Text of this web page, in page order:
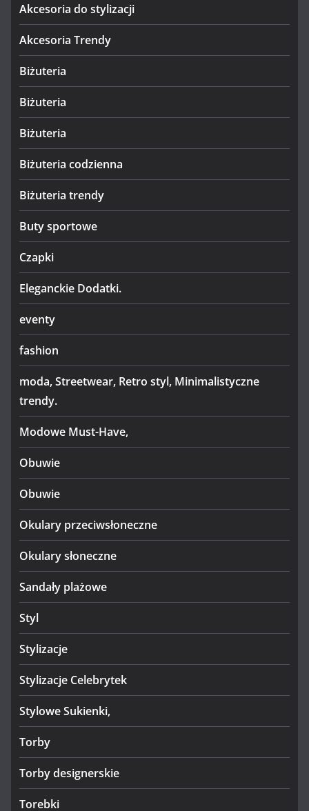
Akcesoria do stylizacji
Akcesoria Trendy
Biżuteria
Biżuteria
Biżuteria
Biżuteria codzienna
Biżuteria trendy
Buty sportowe
Czapki
Eleganckie Dodatki.
eventy
fashion
moda, Streetwear, Retro styl, Minimalistyczne
trendy.
Modowe Must-Have,
Obuwie
Obuwie
Okulary przeciwsłoneczne
Okulary słoneczne
Sandały plażowe
Styl
Stylizacje
Stylizacje Celebrytek
Stylowe Sukienki,
Torby
Torby designerskie
Torebki